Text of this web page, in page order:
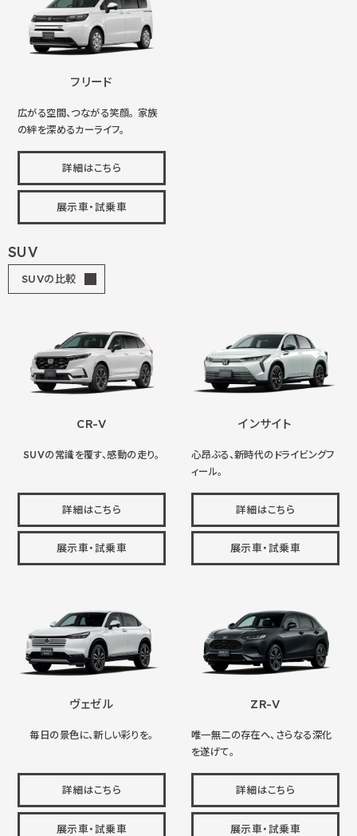
フリード
広がる空間、つながる笑顔。 家族
の絆を深めるカーライフ。
詳細はこちら
展示車・試乗車
SUV
SUVの比較
CR-V
SUVの常識を覆す、感動の走り。
詳細はこちら
展示車・試乗車
インサイト
心昂ぶる、新時代のドライビングフ
ィール。
詳細はこちら
展示車・試乗車
ヴェゼル
毎日の景色に、新しい彩りを。
詳細はこちら
展示車・試乗車
ZR-V
唯一無二の存在へ、さらなる深化
を遂げて。
詳細はこちら
展示車・試乗車